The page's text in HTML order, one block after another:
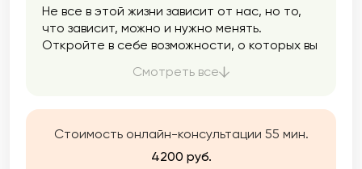
Не все в этой жизни зависит от нас, но то,
что зависит, можно и нужно менять.
Откройте в себе возможности, о которых вы
Смотреть все
Стоимость онлайн-консультации 55 мин.
4200 руб.